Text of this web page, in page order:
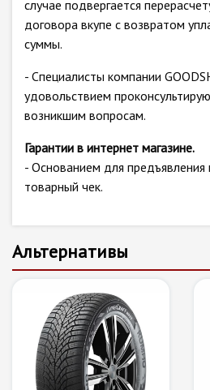
случае подвергается
договора вкупе с возвратом
суммы.
- Специалисты компании
удовольствием
возникшим вопросам.
Гарантии в интернет магазине.
- Основанием для предъявления
товарный чек.
Альтернативы